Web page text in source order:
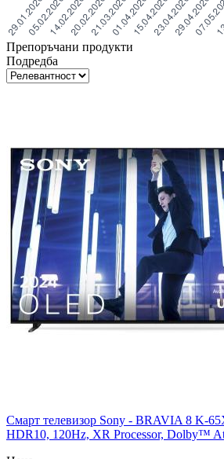
Препоръчани продукти
Подредба
Смарт телевизор Sony - BRAVIA 8 K-
HDR10, 120Hz, XR Processor, Dolby™